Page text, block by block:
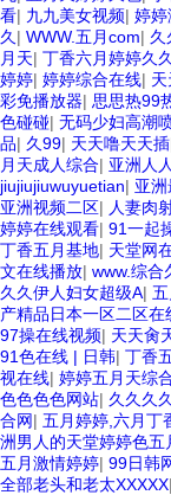
看| 九九美女视频| 婷婷
久 | WWW.五月com| 久
月天| 丁香六月婷婷久
婷婷| 婷婷综合在线|
彩免播放器| 思思热99
色碰碰| 无码少妇高潮
品| 久99| 天天噜天天插
月天成人综合| 亚洲人
jiujiujiuwuyuetian| 亚
亚洲视频二区| 人妻肉
婷婷在线观看| 91一起
丁香五月基地| 天堂网
文在线播放| www.综合
久久伊人妇女超级A|
产精品日本一区二区在
97操在线视频| 天天肏
91色在线 | 日韩| 丁香
视在线| 婷婷五月天综
色色色色网站| 久久久
合网| 五月婷婷,六月丁
洲男人的天堂婷婷色五
五月激情婷婷| 99日韩
全部老头和老太XXXXX|